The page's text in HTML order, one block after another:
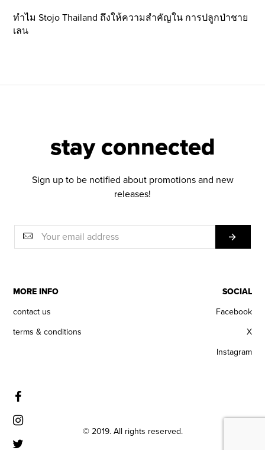
ทำไม Stojo Thailand ถึงให้ความสำคัญใน การปลูกป่าชาย
เลน
stay connected
Sign up to be notified about promotions and new
releases!
MORE INFO
contact us
terms & conditions
SOCIAL
Facebook
X
Instagram
© 2019. All rights reserved.